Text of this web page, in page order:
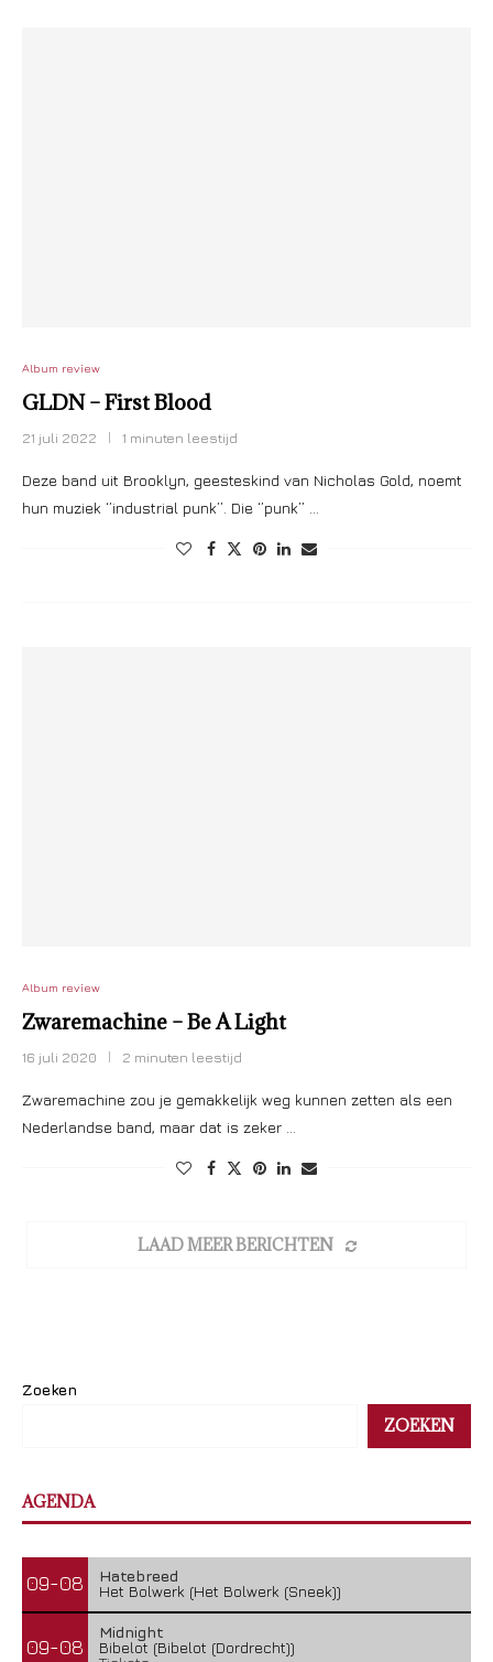
Album review
GLDN – First Blood
21 juli 2022 1 minuten leestijd
Deze band uit Brooklyn, geesteskind van Nicholas Gold, noemt
hun muziek ‘’industrial punk’’. Die ‘’punk’’ …
Album review
Zwaremachine – Be A Light
16 juli 2020 2 minuten leestijd
Zwaremachine zou je gemakkelijk weg kunnen zetten als een
Nederlandse band, maar dat is zeker …
LAAD MEER BERICHTEN
Zoeken
ZOEKEN
AGENDA
09-08
Hatebreed
Het Bolwerk (Het Bolwerk (Sneek))
09-08
Midnight
Bibelot (Bibelot (Dordrecht))